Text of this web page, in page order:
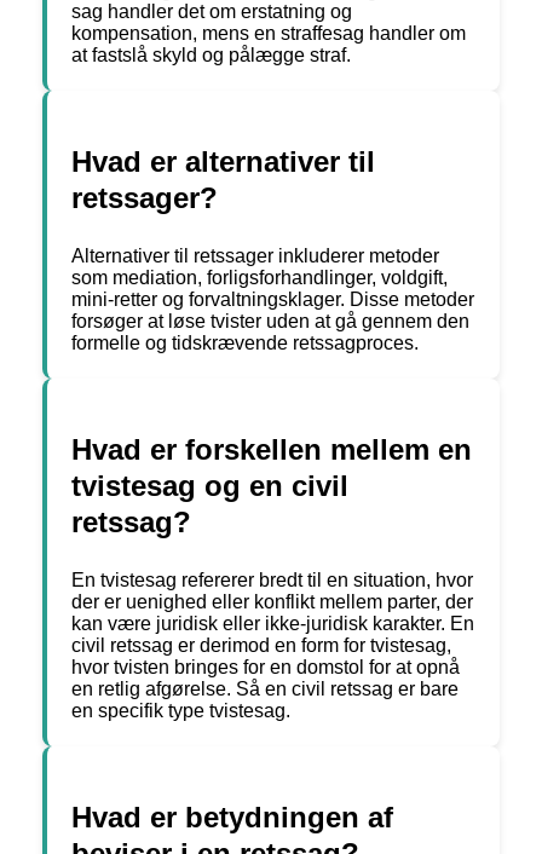
sag handler det om erstatning og
kompensation, mens en straffesag handler om
at fastslå skyld og pålægge straf.
Hvad er alternativer til
retssager?
Alternativer til retssager inkluderer metoder
som mediation, forligsforhandlinger, voldgift,
mini-retter og forvaltningsklager. Disse metoder
forsøger at løse tvister uden at gå gennem den
formelle og tidskrævende retssagproces.
Hvad er forskellen mellem en
tvistesag og en civil
retssag?
En tvistesag refererer bredt til en situation, hvor
der er uenighed eller konflikt mellem parter, der
kan være juridisk eller ikke-juridisk karakter. En
civil retssag er derimod en form for tvistesag,
hvor tvisten bringes for en domstol for at opnå
en retlig afgørelse. Så en civil retssag er bare
en specifik type tvistesag.
Hvad er betydningen af